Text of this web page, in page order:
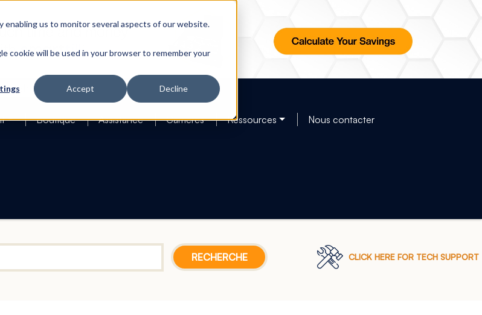
us to monitor several aspects of our website.
cookie will be used in your browser to remember your
Accept Decline
Boutique Assistance Carrières Ressources Nous contacter
CLICK HERE FOR TECH SUPPORT